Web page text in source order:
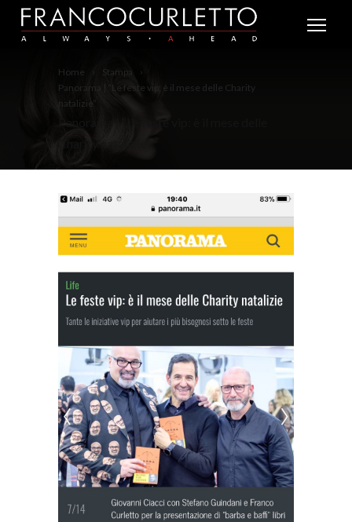
Home
Stampa
Panorama | “Le feste vip: è il mese delle Charity
natalizie”
Panorama | “Le feste vip: è il mese delle